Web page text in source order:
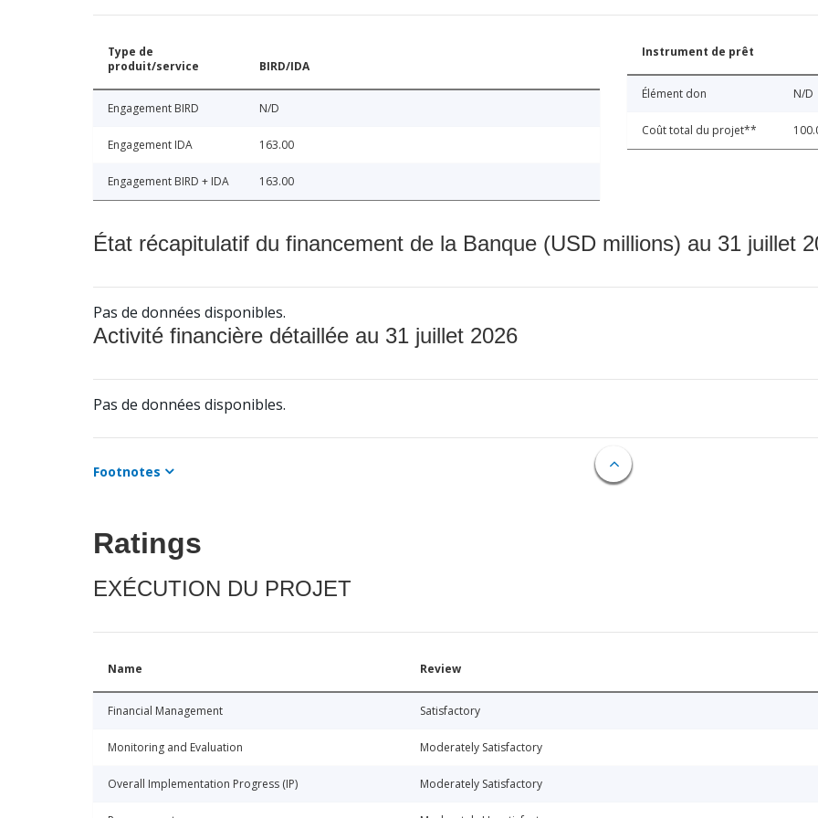
Type de
produit/service
BIRD/IDA
Engagement BIRD N/D
Engagement IDA 163.00
Engagement BIRD + IDA 163.00
Instrument de prêt
Élément don N/D
Coût total du projet**
État récapitulatif du financement de la Banque (USD millions) au 31 juillet
Pas de données disponibles.
Activité financière détaillée au 31 juillet 2026
Pas de données disponibles.
Footnotes
Ratings
EXÉCUTION DU PROJET
Name Review
Financial Management Satisfactory
Monitoring and Evaluation Moderately Satisfactory
Overall Implementation Progress (IP) Moderately Satisfactory